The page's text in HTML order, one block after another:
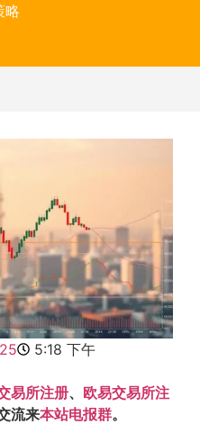
略
5:18 下午
易所注册、 欧易交易所注
流来本站电报群。